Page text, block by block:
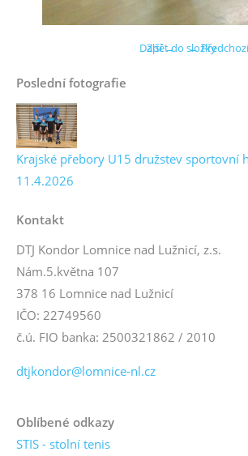
← Předchozí
Další →
Zpět do složky
Poslední fotografie
Krajské přebory U15 družstev sportovní
11.4.2026
Kontakt
DTJ Kondor Lomnice nad Lužnicí, z.s.
Nám.5.května 107
378 16 Lomnice nad Lužnicí
IČO: 22749560
č.ú. FIO banka: 2500321862 / 2010
dtjkondor@lomnice-nl.cz
Oblíbené odkazy
STIS - stolní tenis